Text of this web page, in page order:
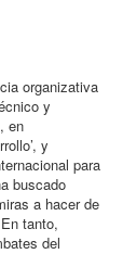
organizativa
y
en
y
para
buscado
a hacer de
tanto,
del